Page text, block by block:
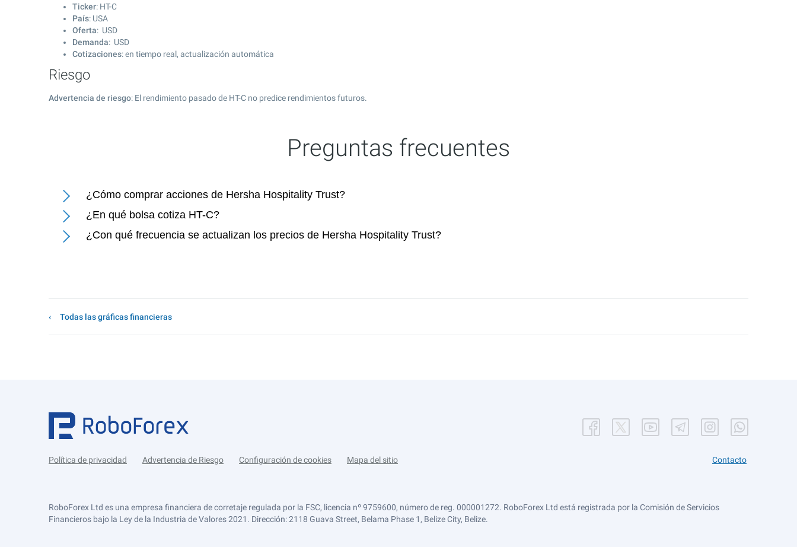
Ticker: HT-C
País: USA
Oferta: USD
Demanda: USD
Cotizaciones: en tiempo real, actualización automática
Riesgo
Advertencia de riesgo: El rendimiento pasado de HT-C no predice rendimientos futuros.
Preguntas frecuentes
¿Cómo comprar acciones de Hersha Hospitality Trust?
¿En qué bolsa cotiza HT-C?
¿Con qué frecuencia se actualizan los precios de Hersha Hospitality Trust?
Todas las gráficas financieras
Política de privacidad Advertencia de Riesgo Configuración de cookies Mapa del sitio Contacto
RoboForex Ltd es una empresa financiera de corretaje regulada por la FSC, licencia nº 9759600, número de reg. 000001272. RoboForex Ltd está registrada por la Comisión de Servicios
Financieros bajo la Ley de la Industria de Valores 2021. Dirección: 2118 Guava Street, Belama Phase 1, Belize City, Belize.